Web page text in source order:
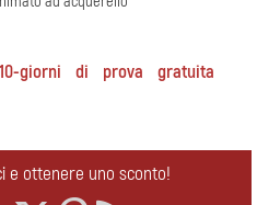
giorni di prova gratuita
e ottenere uno sconto!